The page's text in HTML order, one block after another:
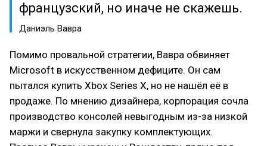
французский, но иначе не скажешь.
Даниэль Вавра
Помимо провальной стратегии, Вавра обвиняет
Microsoft в искусственном дефиците. Он сам
пытался купить Xbox Series X, но не нашёл её в
продаже. По мнению дизайнера, корпорация сочла
производство консолей невыгодным из-за низкой
маржи и свернула закупку комплектующих.